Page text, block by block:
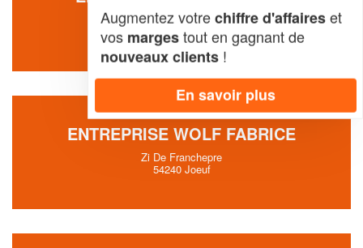
57 Cites Les Grandes Friches
54240 Jœuf
ENTREPRISE WOLF FABRICE
Zi De Franchepre
54240 Joeuf
Augmentez votrechiffre d'affaireset
vos margestout en gagnant de
nouveaux clients !
En savoir plus